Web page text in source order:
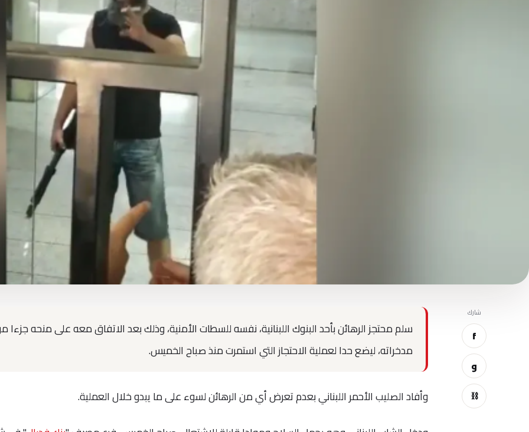
شارك
f
و
⛓
سلم محتجز الرهائن بأحد البنوك اللبنانية، نفسه للسطات الأمنية، وذلك بعد الاتفاق معه على منحه جزءا
مدخراته، ليضع حدا لعملية الاحتجاز التي استمرت منذ صباح الخميس.
وأفاد الصليب الأحمر اللبناني بعدم تعرض أي من الرهائن لسوء على ما يبدو خلال العملية.